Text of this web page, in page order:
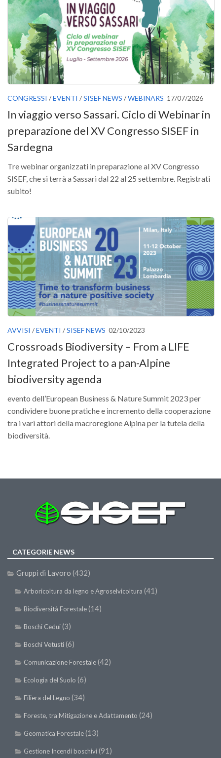
Versamento Quote di Iscrizione
Gruppi di Lavoro
Lista dei Gruppi di Lavoro SISEF
GdL Inquinamento e Foreste
GdL Terpeni in Ecologia
GdL Pianificazione Forestale
GdL Geomatica Forestale
GdL Gestione Incendi Boschivi
GdL Verde Urbano
GdL Comunicazione Forestale
GdL Foreste, Mitigazione, Adattamento
GdL Infrastrutture, Risorse, Innovazione
GdL Boschi Vetusti
GdL “TreeTalkers”
GdL Boschi Cedui
News
Post Recenti
Ricevi la SISEF Newsletter
Avvisi
Borse di Studio
Call for Papers
Convegni
Corsi di Aggiornamento
Giornate di Studio
Pagina Congressi
Premi SISEF
XV Congresso (Sassari 2026)
XIV Congresso (Padova 2024)
XIII Congresso (Orvieto 2022)
XII Congresso (Palermo 2019)
XI Congresso (Roma 2017)
CONGRESSI /EVENTI /SISEF NEWS /WEBINARS 17/07/2026
In viaggio verso Sassari. Ciclo di Webinar in
preparazione del XV Congresso SISEF in
Sardegna
Tre webinar organizzati in preparazione al XV Congresso
SISEF, che si terrà a Sassari dal 22 al 25 settembre. Registrati
subito!
AVVISI /EVENTI /SISEF NEWS 02/10/2023
Crossroads Biodiversity – From a LIFE
Integrated Project to a pan-Alpine
biodiversity agenda
evento dell’European Business & Nature Summit 2023 per
condividere buone pratiche e incremento della cooperazione
tra i vari attori della macroregione Alpina per la tutela della
biodiversità.
CATEGORIE NEWS
Gruppi di Lavoro (432)
Arboricoltura da legno e Agroselvicoltura (41)
Biodiversità Forestale(14)
Boschi Cedui(3)
Boschi Vetusti(6)
Comunicazione Forestale(42)
Ecologia del Suolo (6)
Filiera del Legno (34)
Foreste, tra Mitigazione e Adattamento (24)
Geomatica Forestale(13)
Gestione Incendi boschivi(91)